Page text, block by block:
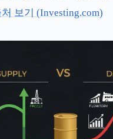
처 보기 (Investing.com)